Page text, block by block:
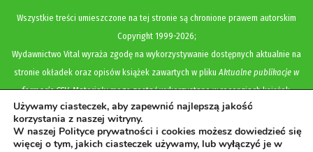
Wszystkie treści umieszczone na tej stronie są chronione prawem autorskim
Copyright1999-2026;
Wydawnictwo Vital wyraża zgodę na wykorzystywanie dostępnych aktualnie na
stronie okładek oraz opisów książek zawartych w pliku Aktualne publikacje w
formacie CSV. Materiały mogą zostać wykorzystane w recenzjach książek,
katalogach internetowych, bibliotecznych (OPAC) oraz materiałach promujących
legalną dystrybucję książek. Usunięcie materiału z ww. strony internetowej,
równoznaczne jest z cofnięciem udzielonej zgody.
Używamy ciasteczek, aby zapewnić najlepszą jakość
korzystania z naszej witryny.
W naszej Polityce prywatności i cookies możesz dowiedzieć się
więcej o tym, jakich ciasteczek używamy, lub wyłączyć je w